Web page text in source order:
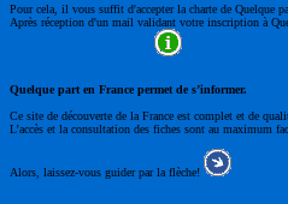
Pour cela, il vous suffit d'accepter la charte de Quelque
Après réception d'un mail validant votre inscription à
Quelque part en France permet de s’informer.
Ce site de découverte de la France est complet et de
L’accès et la consultation des fiches sont au maximum
Alors, laissez-vous guider par la flèche!